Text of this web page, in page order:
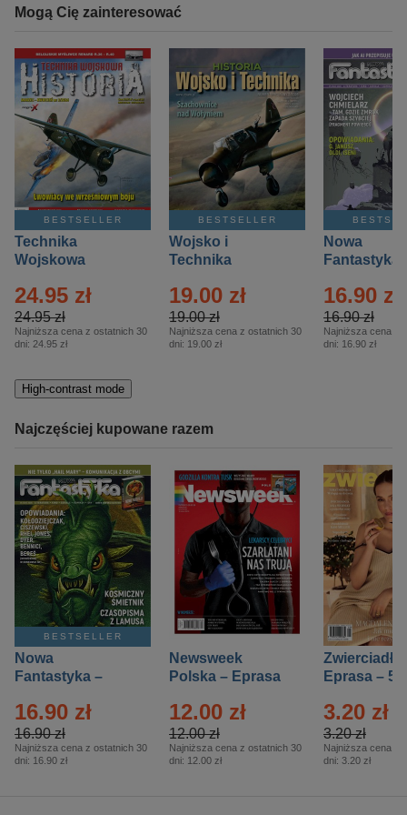
Mogą Cię zainteresować
BESTSELLER
Technika
Wojskowa
– 2/2026
24.95 zł
24.95 zł
Najniższa cena z ostatnich 30
dni: 24.95 zł
BESTSELLER
Wojsko i
Technika
Specjalne –
Eprasa – 2/2026
19.00 zł
19.00 zł
Najniższa cena z ostatnich 30
dni: 19.00 zł
Nowa
Fantastyka
16.90 zł
16.90 zł
Najniższa cena z
dni: 16.90 zł
High-contrast mode
Najczęściej kupowane razem
BESTSELLER
Nowa
Fantastyka –
16.90 zł
16.90 zł
Najniższa cena z ostatnich 30
dni: 16.90 zł
Newsweek
Polska – Eprasa
12.00 zł
12.00 zł
Najniższa cena z ostatnich 30
dni: 12.00 zł
Zwierciadło
Eprasa – 5/
3.20 zł
3.20 zł
Najniższa cena z
dni: 3.20 zł